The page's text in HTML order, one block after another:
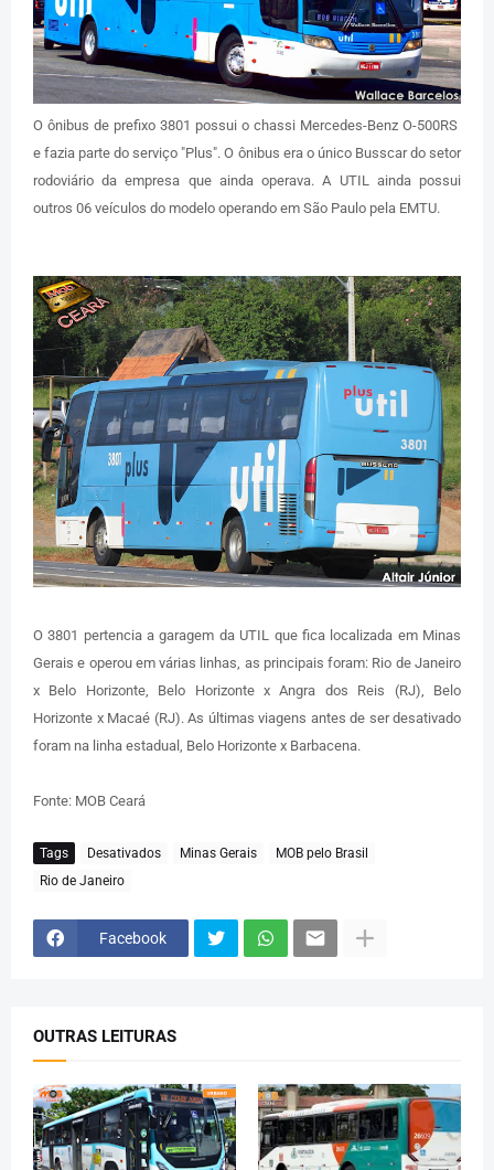
O ônibus de prefixo 3801 possui o chassi Mercedes-Benz O-500RS
e fazia parte do serviço "Plus". O ônibus era o único Busscar do setor
rodoviário da empresa que ainda operava. A UTIL ainda possui
outros 06 veículos do modelo operando em São Paulo pela EMTU.
O 3801 pertencia a garagem da UTIL que fica localizada em Minas
Gerais e operou em várias linhas, as principais foram: Rio de Janeiro
x Belo Horizonte, Belo Horizonte x Angra dos Reis (RJ), Belo
Horizonte x Macaé (RJ). As últimas viagens antes de ser desativado
foram na linha estadual, Belo Horizonte x Barbacena.
Fonte: MOB Ceará
Tags Desativados Minas Gerais
MOB pelo Brasil
Rio de Janeiro
Facebook
OUTRAS LEITURAS